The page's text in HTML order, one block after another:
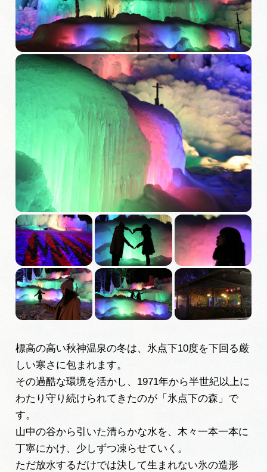
旅の予約
アクセス
インフォメーション
ぎふ旅レポーター記事
早わかり岐阜
買い物・お土産
体験予約サイト「ＶＩＳＩＴ岐阜県」
岐阜県アウトドア観光キャンペーン
岐阜県まるごと観光エリアガイド
岐阜県観光データベース
フォトライブラリー
お問い合わせ
標高の高い秋神温泉の冬は、氷点下10度を下回る厳
しい寒さに包まれます。
その過酷な環境を活かし、1971年から半世紀以上に
わたり守り続けられてきたのが「氷点下の森」で
す。
山中の谷から引いた清らかな水を、木々一本一本に
丁寧にかけ、少しずつ凍らせていく。
ただ放水するだけでは決して生まれない氷の造形